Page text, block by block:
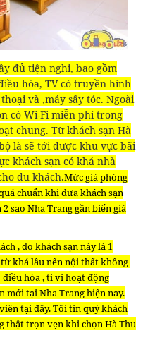
đủ tiện nghi, bao gồm
hòa, TV có truyền hình
và ,máy sấy tóc. Ngoài
có Wi-Fi miễn phí trong
chung. Từ khách sạn Hà
là sẽ tới được khu vực bãi
khách sạn có khá nhà
du khách.Mức giá phòng
chuẩn khi đưa khách sạn
sao Nha Trang gần biển giá
, do khách sạn này là 1
khá lâu nên nội thất không
hòa , ti vi hoạt động
mới tại Nha Trang hiện nay.
tại đây. Tôi tin quý khách
thật trọn vẹn khi chọn Hà Thu